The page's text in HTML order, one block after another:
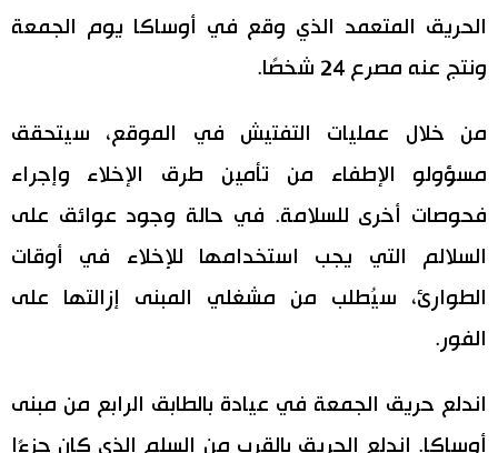
الأقسام
أشخاص
سياسة
اللغة اليابانية
هو وهي
تواصل معنا
الحريق المتعمد الذي وقع في أوساكا يوم الجمعة
ونتج عنه مصرع 24 شخصًا.
من خلال عمليات التفتيش في الموقع، سيتحقق
مسؤولو الإطفاء من تأمين طرق الإخلاء وإجراء
فحوصات أخرى للسلامة. في حالة وجود عوائق على
السلالم التي يجب استخدامها للإخلاء في أوقات
الطوارئ، سيُطلب من مشغلي المبنى إزالتها على
الفور.
اندلع حريق الجمعة في عيادة بالطابق الرابع من مبنى
أوساكا. اندلع الحريق بالقرب من السلم الذي كان جزءًا